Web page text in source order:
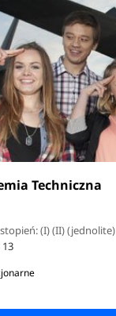
Techniczna
stopień: (I) (II) (jednolite)
13